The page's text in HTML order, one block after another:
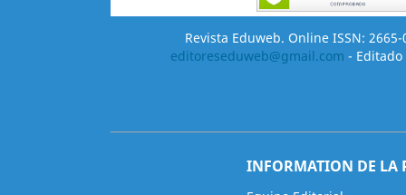
Revista Eduweb. Online ISSN:
editoreseduweb@gmail.com -
INFORMATION DE LA